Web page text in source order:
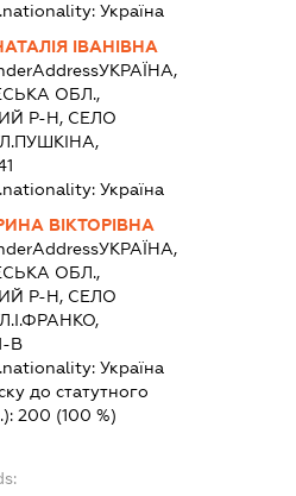
Україна
ІВАНІВНА
УКРАЇНА,
ОБЛ.,
Р-Н, СЕЛО
Україна
ВІКТОРІВНА
УКРАЇНА,
ОБЛ.,
Р-Н, СЕЛО
В
Україна
до статутного
200 (100 %)